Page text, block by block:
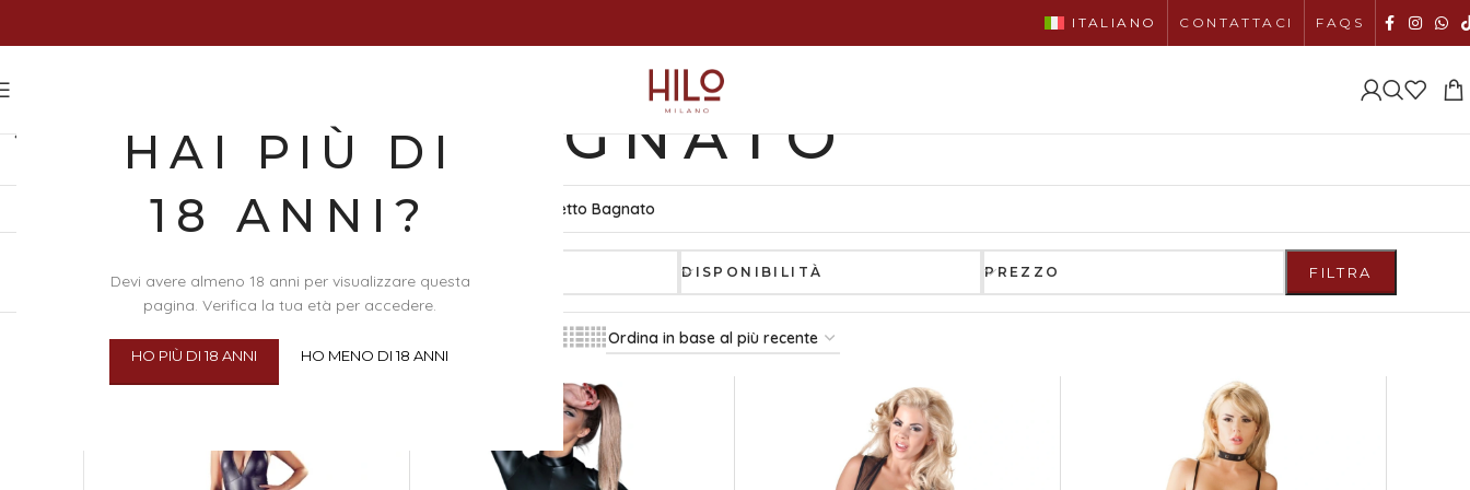
HAI PIÙ DI
18 ANNI?
Devi avere almeno 18 anni per visualizzare questa
pagina. Verifica la tua età per accedere.
HO PIÙ DI 18 ANNI HO MENO DI 18 ANNI
ITALIANO CONTATTACI FAQS
EFFETTO BAGNATO
Abbigliamento & Intimo Intimo e Abbigliamento Fetish Effetto Bagnato
DISPONIBILITÀ PREZZO FILTRA
Visualizzazione di 4 risultati